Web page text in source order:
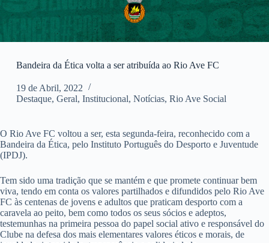
Bandeira da Ética volta a ser atribuída ao Rio Ave FC
19 de Abril, 2022
Destaque, Geral, Institucional, Notícias, Rio Ave Social
O Rio Ave FC voltou a ser, esta segunda-feira, reconhecido com a
Bandeira da Ética, pelo Instituto Português do Desporto e Juventude
(IPDJ).
Tem sido uma tradição que se mantém e que promete continuar bem
viva, tendo em conta os valores partilhados e difundidos pelo Rio Ave
FC às centenas de jovens e adultos que praticam desporto com a
caravela ao peito, bem como todos os seus sócios e adeptos,
testemunhas na primeira pessoa do papel social ativo e responsável do
Clube na defesa dos mais elementares valores éticos e morais, de